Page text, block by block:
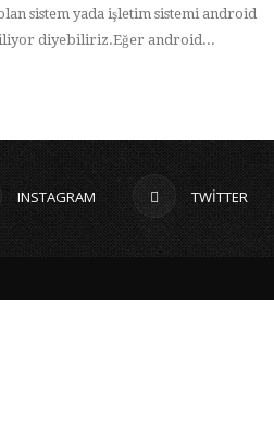
sistem yada işletim sistemi android
diyebiliriz.Eğer android...
INSTAGRAM TWITTER